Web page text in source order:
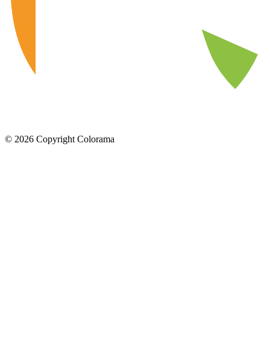
© 2026 Copyright Colorama